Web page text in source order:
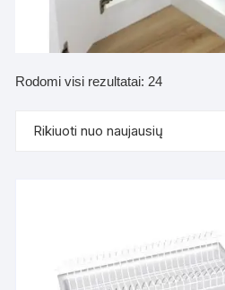
Rodomi visi rezultatai: 24Rūšiuojama